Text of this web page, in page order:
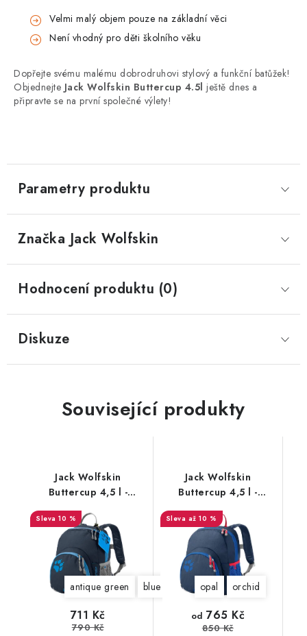
Velmi malý objem pouze na základní věci
Není vhodný pro děti školního věku
Dopřejte svému malému dobrodruhovi stylový a funkční batůžek!
Objednejte Jack Wolfskin Buttercup 4.5l ještě dnes a
připravte se na první společné výlety!
Parametry produktu
Značka Jack Wolfskin
Hodnocení produktu (0)
Diskuze
Související produkty
Jack Wolfskin
Buttercup 4,5 l -
2003761
10 %
antique green blue capri opal
711 Kč
790 Kč
Jack Wolfskin
Buttercup 4,5 l -
2003762
až 10 %
opal orchid
od 765 Kč
850 Kč